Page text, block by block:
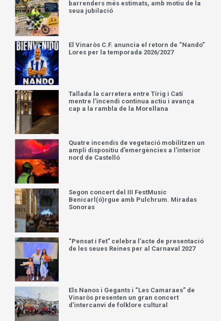
barrenders més estimats, amb motiu de la
seua jubilació
El Vinaròs C.F. anuncia el retorn de “Nando”
Lores per la temporada 2026/2027
Tallada la carretera entre Tírig i Catí
mentre l’incendi continua actiu i avança
cap a la rambla de la Morellana
Quatre incendis de vegetació mobilitzen un
ampli dispositiu d’emergències a l’interior
nord de Castelló
Segon concert del III FestMusic
Benicarl(ó)rgue amb Pulchrum. Miradas
Sonoras
“Pensat i Fet” celebra l’acte de presentació
de les seues Reines per al Carnaval 2027
Els Nanos i Gegants i “Les Camaraes” de
Vinaròs presenten un gran concert
d’intercanvi de folklore cultural